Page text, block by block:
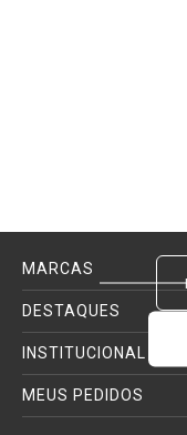
MARCAS
DESTAQUES
INSTITUCIONAL
MEUS PEDIDOS